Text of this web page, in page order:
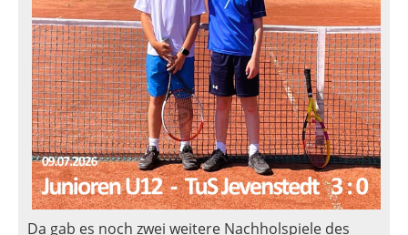
Da gab es noch zwei weitere Nachholspiele des